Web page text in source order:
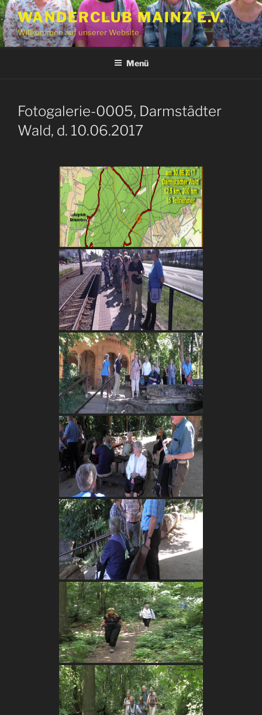
Zum
Inhalt
springen
WANDERCLUB MAINZ E.V.
Willkommen auf unserer Website
Menü
Fotogalerie-0005, Darmstädter
Wald, d. 10.06.2017